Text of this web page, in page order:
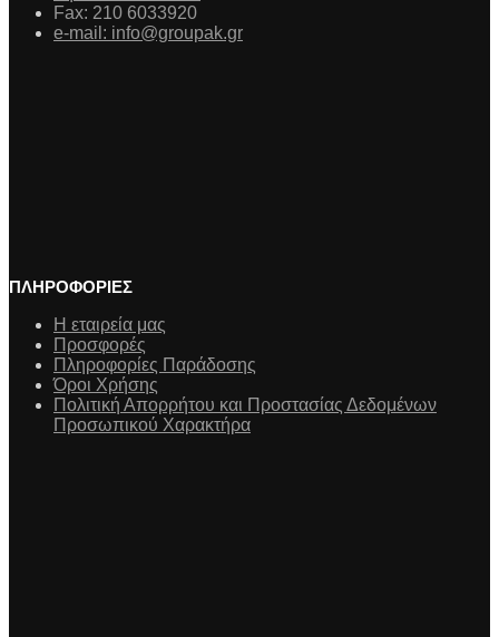
Fax: 210 6033920
e-mail: info@groupak.gr
ΠΛΗΡΟΦΟΡΙΕΣ
Η εταιρεία μας
Προσφορές
Πληροφορίες Παράδοσης
Όροι Χρήσης
Πολιτική Απορρήτου και Προστασίας Δεδομένων
Προσωπικού Χαρακτήρα